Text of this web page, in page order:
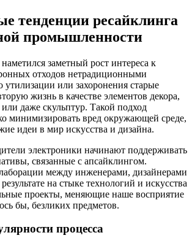
тенденции ресайклинга
промышленности
заметный рост интереса к
отходов нетрадиционными
утилизации или захоронения старые
жизнь в качестве элементов декора,
даже скульптур. Такой подход
минимизировать вред окружающей среде,
идеи в мир искусства и дизайна.
электроники начинают поддерживать
связанные с апсайклингом.
между инженерами, дизайнерами
на стыке технологий и искусства
проекты, меняющие наше восприятие
бы, безликих предметов.
процесса